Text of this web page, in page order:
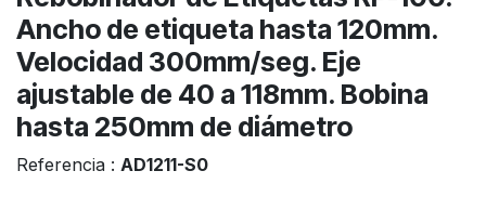
Ancho de etiqueta hasta 120mm.
Velocidad 300mm/seg. Eje
ajustable de 40 a 118mm. Bobina
hasta 250mm de diámetro
Referencia : AD1211-S0